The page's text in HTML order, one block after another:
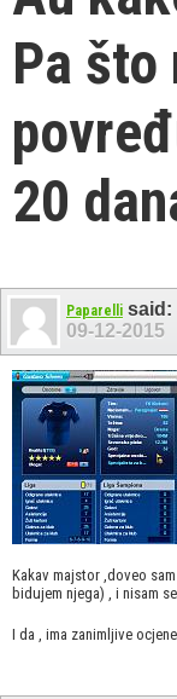
Pa
20
Paparelli said:
09-12-2015
Kakav majstor ,doveo
bidujem njega) , i nisam
I da , ima zanimljive ocjene